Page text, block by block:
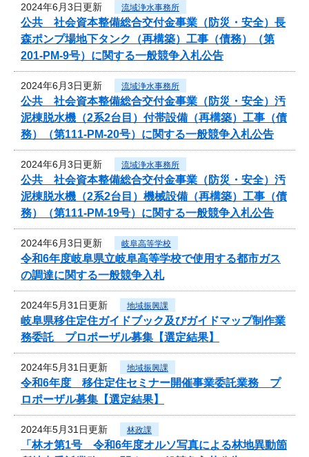
2024年6月3日更新 流域浄水事務所
公共 社会資本整備総合交付金事業（防災・安全）長
森ポンプ場地下タンク（再構築）工事（債務）（第
201-PM-9号）に関する一般競争入札公告
2024年6月3日更新 流域浄水事務所
公共 社会資本整備総合交付金事業（防災・安全）汚
泥棟脱水機（2系2台目）付帯設備（再構築）工事（債
務）（第111-PM-20号）に関する一般競争入札公告
2024年6月3日更新 流域浄水事務所
公共 社会資本整備総合交付金事業（防災・安全）汚
泥棟脱水機（2系2台目）機械設備（再構築）工事（債
務）（第111-PM-19号）に関する一般競争入札公告
2024年6月3日更新 岐阜高等学校
令和6年度岐阜県立岐阜高等学校で使用する都市ガス
の調達に関する一般競争入札
2024年5月31日更新 地域振興課
岐阜県移住定住ガイドブック及びガイドマップ制作業
務委託 プロポーザル募集【選定結果】
2024年5月31日更新 地域振興課
令和6年度 移住定住セミナー開催事業委託業務 プ
ロポーザル募集【選定結果】
2024年5月31日更新 林政課
「林オ第1号 令和6年度オルソ写真による林地異動箇